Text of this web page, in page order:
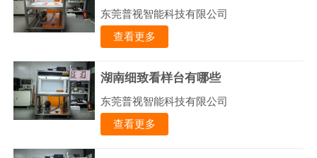
东莞普视智能科技有限公司
查看更多
湖南细致看样台有哪些
东莞普视智能科技有限公司
查看更多